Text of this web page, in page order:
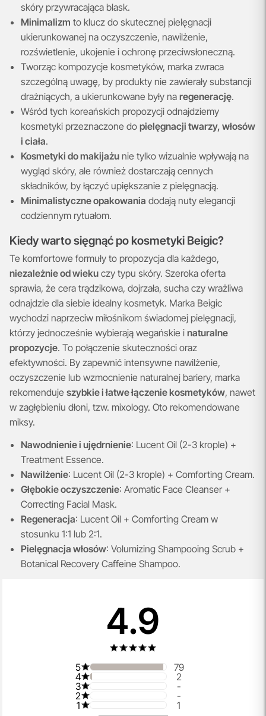
skóry przywracająca blask.
Minimalizm to klucz do skutecznej pielęgnacji
ukierunkowanej na oczyszczenie, nawilżenie,
rozświetlenie, ukojenie i ochronę przeciwsłoneczną.
Tworząc kompozycje kosmetyków, marka zwraca
szczególną uwagę, by produkty nie zawierały substancji
drażniących, a ukierunkowane były naregenerację.
Wśród tych koreańskich propozycji odnajdziemy
kosmetyki przeznaczone dopielęgnacji twarzy, włosów
i ciała.
Kosmetyki do makijażu nie tylko wizualnie wpływają na
wygląd skóry, ale również dostarczają cennych
składników, by łączyć upiększanie z pielęgnacją.
Minimalistyczne opakowania dodają nuty elegancji
codziennym rytuałom.
Kiedy warto sięgnąć po kosmetyki Beigic?
Te komfortowe formuły to propozycja dla każdego,
niezależnie od wieku czy typu skóry. Szeroka oferta
sprawia, że cera trądzikowa, dojrzała, sucha czy wrażliwa
odnajdzie dla siebie idealny kosmetyk. Marka Beigic
wychodzi naprzeciw miłośnikom świadomej pielęgnacji,
którzy jednocześnie wybierają wegańskie i naturalne
propozycje. To połączenie skuteczności oraz
efektywności. By zapewnić intensywne nawilżenie,
oczyszczenie lub wzmocnienie naturalnej bariery, marka
rekomenduje szybkie i łatwe łączenie kosmetyków, nawet
w zagłębieniu dłoni, tzw. mixology. Oto rekomendowane
miksy.
Nawodnienie i ujędrnienie: Lucent Oil (2-3 krople) +
Treatment Essence.
Nawilżenie: Lucent Oil (2-3 krople) + Comforting Cream.
Głębokie oczyszczenie: Aromatic Face Cleanser +
Correcting Facial Mask.
Regeneracja: Lucent Oil + Comforting Cream w
stosunku 1:1 lub 2:1.
Pielęgnacja włosów: Volumizing Shampooing Scrub +
Botanical Recovery Caffeine Shampoo.
4.9
5
79
4
2
3
-
2
-
1
1